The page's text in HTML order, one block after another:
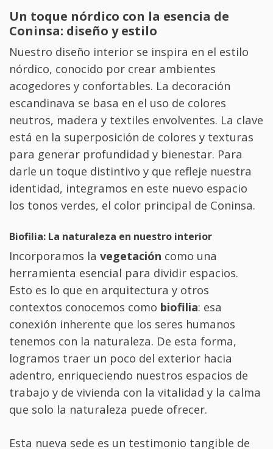
Un toque nórdico con la esencia de
Coninsa: diseño y estilo
Nuestro diseño interior se inspira en el estilo
nórdico, conocido por crear ambientes
acogedores y confortables. La decoración
escandinava se basa en el uso de colores
neutros, madera y textiles envolventes. La clave
está en la superposición de colores y texturas
para generar profundidad y bienestar. Para
darle un toque distintivo y que refleje nuestra
identidad, integramos en este nuevo espacio
los tonos verdes, el color principal de Coninsa.
Biofilia: La naturaleza en nuestro interior
Incorporamos la vegetación como una
herramienta esencial para dividir espacios.
Esto es lo que en arquitectura y otros
contextos conocemos como biofilia: esa
conexión inherente que los seres humanos
tenemos con la naturaleza. De esta forma,
logramos traer un poco del exterior hacia
adentro, enriqueciendo nuestros espacios de
trabajo y de vivienda con la vitalidad y la calma
que solo la naturaleza puede ofrecer.
Esta nueva sede es un testimonio tangible de